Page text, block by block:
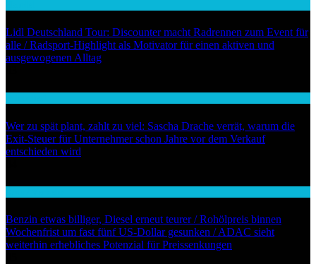
Lidl Deutschland Tour: Discounter macht Radrennen zum Event für
alle / Radsport-Highlight als Motivator für einen aktiven und
ausgewogenen Alltag
Wer zu spät plant, zahlt zu viel: Sascha Drache verrät, warum die
Exit-Steuer für Unternehmer schon Jahre vor dem Verkauf
entschieden wird
Benzin etwas billiger, Diesel erneut teurer / Rohölpreis binnen
Wochenfrist um fast fünf US-Dollar gesunken / ADAC sieht
weiterhin erhebliches Potenzial für Preissenkungen